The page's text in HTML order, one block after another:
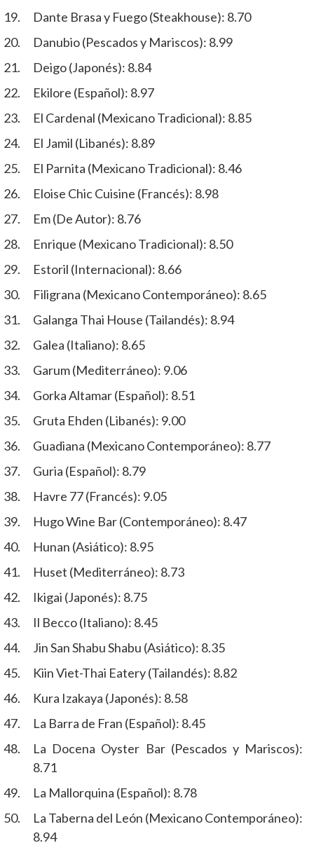
Dante Brasa y Fuego (Steakhouse): 8.70
Danubio (Pescados y Mariscos): 8.99
Deigo (Japonés): 8.84
Ekilore (Español): 8.97
El Cardenal (Mexicano Tradicional): 8.85
El Jamil (Libanés): 8.89
El Parnita (Mexicano Tradicional): 8.46
Eloise Chic Cuisine (Francés): 8.98
Em (De Autor): 8.76
Enrique (Mexicano Tradicional): 8.50
Estoril (Internacional): 8.66
Filigrana (Mexicano Contemporáneo): 8.65
Galanga Thai House (Tailandés): 8.94
Galea (Italiano): 8.65
Garum (Mediterráneo): 9.06
Gorka Altamar (Español): 8.51
Gruta Ehden (Libanés): 9.00
Guadiana (Mexicano Contemporáneo): 8.77
Guria (Español): 8.79
Havre 77 (Francés): 9.05
Hugo Wine Bar (Contemporáneo): 8.47
Hunan (Asiático): 8.95
Huset (Mediterráneo): 8.73
Ikigai (Japonés): 8.75
Il Becco (Italiano): 8.45
Jin San Shabu Shabu (Asiático): 8.35
Kiin Viet-Thai Eatery (Tailandés): 8.82
Kura Izakaya (Japonés): 8.58
La Barra de Fran (Español): 8.45
La Docena Oyster Bar (Pescados y Mariscos):
8.71
La Mallorquina (Español): 8.78
La Taberna del León (Mexicano Contemporáneo):
8.94